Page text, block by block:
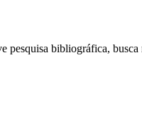
pesquisa bibliográfica,